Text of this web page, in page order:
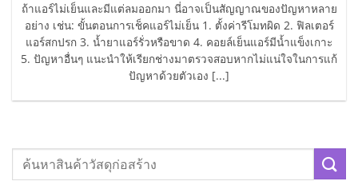
ถ้าแอร์ไม่เย็นและมีแต่ลมออกมา นี่อาจเป็นสัญญาณของปัญหาหลาย
อย่าง เช่น: ขั้นตอนการเช็คแอร์ไม่เย็น 1. ตั้งค่ารีโมทผิด 2. ฟิลเตอร์
แอร์สกปรก 3. น้ำยาแอร์รั่วหรือขาด 4. คอยล์เย็นแอร์มีน้ำแข็งเกาะ
5. ปัญหาอื่นๆ แนะนำให้เรียกช่างมาตรวจสอบหากไม่แน่ใจในการแก้
ปัญหาด้วยตัวเอง [...]